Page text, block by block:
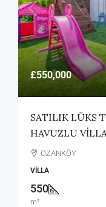
£550,000
SATILIK LÜKS
HAVUZLU
OZANKÖY
VILLA
550
m²